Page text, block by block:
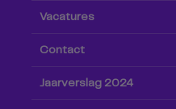
Vacatures
Contact
Jaarverslag 2024